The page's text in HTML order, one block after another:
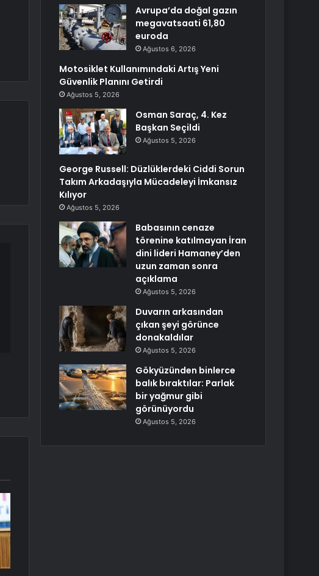
Avrupa’da doğal gazın
megavatsaati 61,80
euroda
Ağustos 6, 2026
Motosiklet Kullanımındaki Artış Yeni
Güvenlik Planını Getirdi
Ağustos 5, 2026
Osman Saraç, 4. Kez
Başkan Seçildi
Ağustos 5, 2026
George Russell: Düzlüklerdeki Ciddi Sorun
Takım Arkadaşıyla Mücadeleyi İmkansız
Kılıyor
Ağustos 5, 2026
Babasının cenaze
törenine katılmayan İran
dini lideri Hamaney’den
uzun zaman sonra
açıklama
Ağustos 5, 2026
Duvarın arkasından
çıkan şeyi görünce
donakaldılar
Ağustos 5, 2026
Gökyüzünden binlerce
balık bıraktılar: Parlak
bir yağmur gibi
görünüyordu
Ağustos 5, 2026